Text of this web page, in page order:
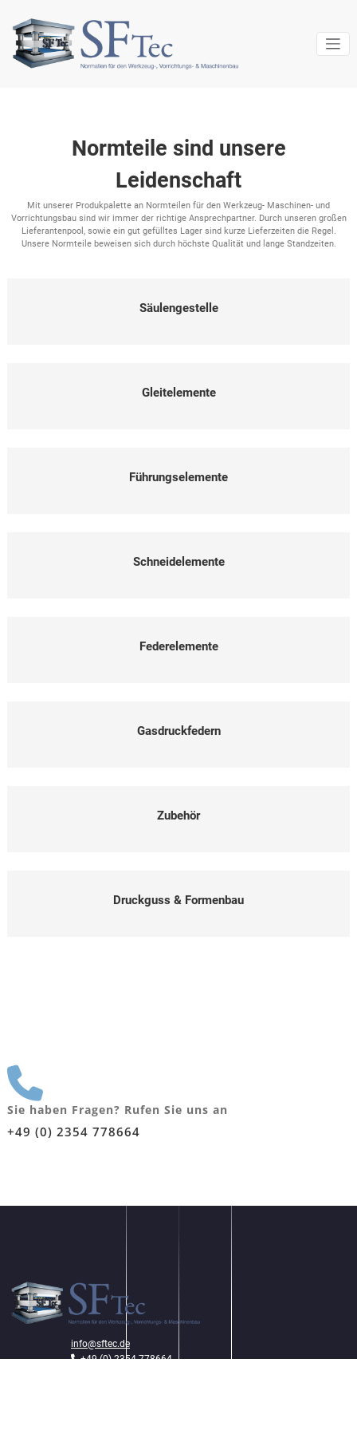
Inhalt
springen
SF Tec
Normteilevertrieb
Normteile sind unsere
Leidenschaft
Mit unserer Produkpalette an Normteilen für den Werkzeug- Maschinen- und
Vorrichtungsbau sind wir immer der richtige Ansprechpartner. Durch unseren großen
Lieferantenpool, sowie ein gut gefülltes Lager sind kurze Lieferzeiten die Regel.
Unsere Normteile beweisen sich durch höchste Qualität und lange Standzeiten.
Säulengestelle
Gleitelemente
Führungselemente
Schneidelemente
Federelemente
Gasdruckfedern
Zubehör
Druckguss & Formenbau
Sie haben Fragen? Rufen Sie uns an
‭+49 (0) 2354 778664
info@sftec.de
‭+49 (0) 2354 778664‬